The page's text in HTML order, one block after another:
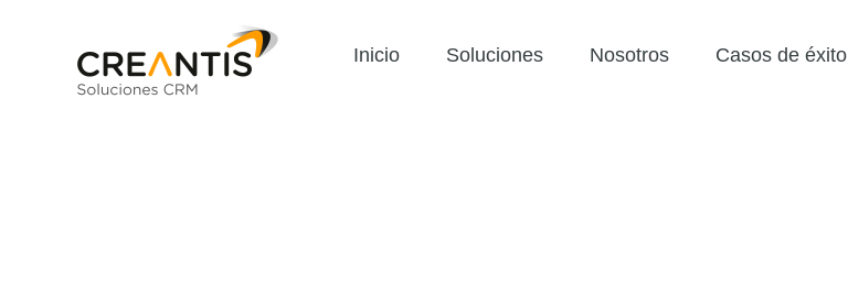
Inicio Soluciones Nosotros Casos de éxito